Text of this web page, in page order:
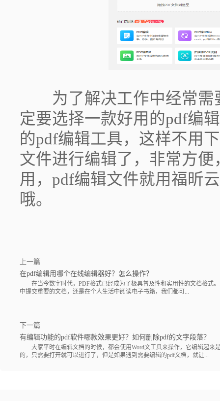
为了解决工作中经常需
定要选择一款好用的pdf编
的pdf编辑工具，这样不用
文件进行编辑了，非常方
用，pdf编辑文件就用福昕
哦。
上一篇
在pdf编辑用哪个在线编辑器好？怎么操作？
在当今数字时代，PDF格式已经成为了极具普及性和实用性的文档格式
中提交重要的文档，还是在个人生活中阅读电子书籍，我们都可...
下一篇
有编辑功能的pdf软件哪款效果更好？如何删除pdf的文字段落？
大家平时在编辑文档的时候，都会使用Word文工具来操作，它编辑起来
的，只需要打开就可以进行了，但是如果遇到需要编辑的pdf文档，就让...